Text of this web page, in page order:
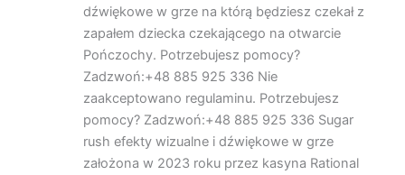
dźwiękowe w grze na którą będziesz czekał z
zapałem dziecka czekającego na otwarcie
Pończochy. Potrzebujesz pomocy?
Zadzwoń:+48 885 925 336 Nie
zaakceptowano regulaminu. Potrzebujesz
pomocy? Zadzwoń:+48 885 925 336 Sugar
rush efekty wizualne i dźwiękowe w grze
założona w 2023 roku przez kasyna Rational